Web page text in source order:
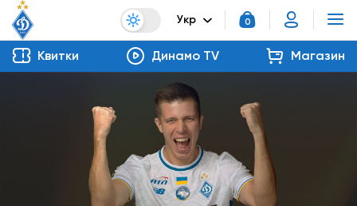
Укр 0
Квитки Динамо TV Магазин